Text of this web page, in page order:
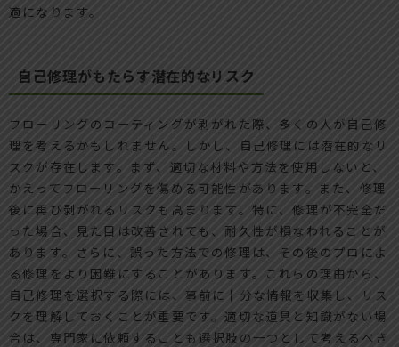
適になります。
自己修理がもたらす潜在的なリスク
フローリングのコーティングが剥がれた際、多くの人が自己修
理を考えるかもしれません。しかし、自己修理には潜在的なリ
スクが存在します。まず、適切な材料や方法を使用しないと、
かえってフローリングを傷める可能性があります。また、修理
後に再び剥がれるリスクも高まります。特に、修理が不完全だ
った場合、見た目は改善されても、耐久性が損なわれることが
あります。さらに、誤った方法での修理は、その後のプロによ
る修理をより困難にすることがあります。これらの理由から、
自己修理を選択する際には、事前に十分な情報を収集し、リス
クを理解しておくことが重要です。適切な道具と知識がない場
合は、専門家に依頼することも選択肢の一つとして考えるべき